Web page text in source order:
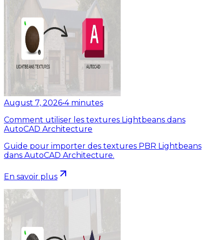
August 7, 2026•4 minutes
Comment utiliser les textures Lightbeans dans
AutoCAD Architecture
Guide pour importer des textures PBR Lightbeans
dans AutoCAD Architecture.
En savoir plus